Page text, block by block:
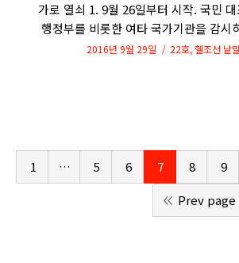
가로 열쇠 1. 9월 26일부터 시작. 국민
행정부를 비롯한 여타 국가기관을 감
2016년 9월 29일 22호,헬조선 낱
1 … 5 6 7 8 9
Prev page